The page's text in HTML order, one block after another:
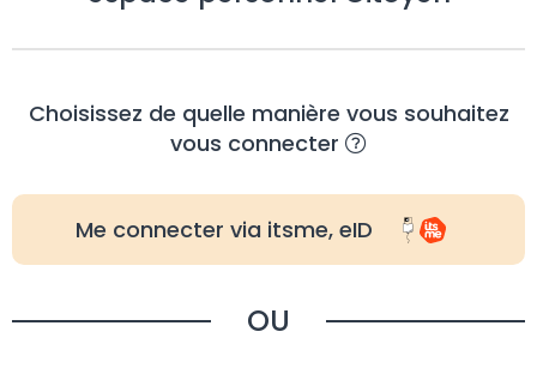
Choisissez de quelle manière vous souhaitez
vous connecter
Me connecter via itsme, eID
OU